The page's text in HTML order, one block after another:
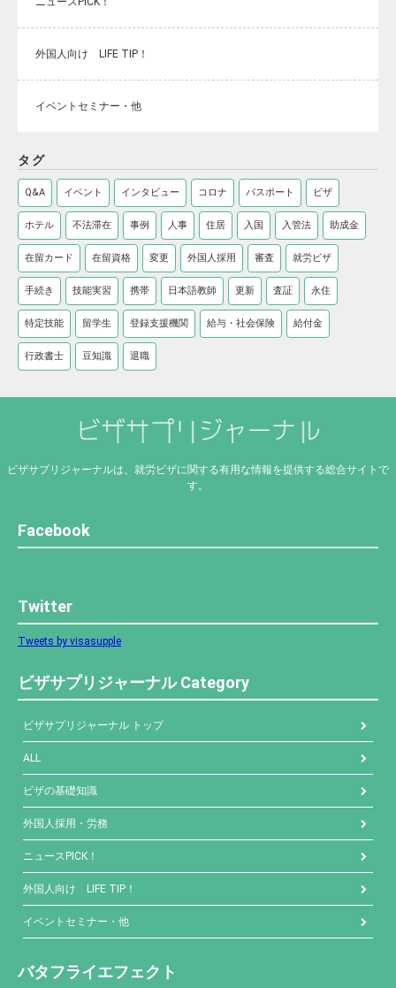
外国人向け LIFE TIP！
イベントセミナー・他
タグ
Q&A イベント インタビュー コロナ パスポート ビザ
ホテル 不法滞在 事例 人事 住居 入国 入管法 助成金
在留カード 在留資格 変更 外国人採用 審査 就労ビザ
手続き 技能実習 携帯 日本語教師 更新 査証 永住
特定技能 留学生 登録支援機関 給与・社会保険 給付金
行政書士 豆知識 退職
ビザサプリジャーナルは、就労ビザに関する有用な情報を提供する総合サイトで
す。
Facebook
Twitter
Tweets by visasupple
ビザサプリジャーナル Category
ビザサプリジャーナル トップ
ALL
ビザの基礎知識
外国人採用・労務
ニュースPICK！
外国人向け LIFE TIP！
イベントセミナー・他
バタフライエフェクト